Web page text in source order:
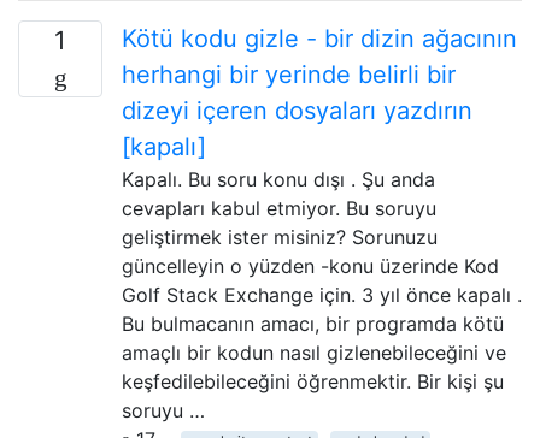
1
Kötü kodu gizle - bir dizin ağacının
herhangi bir yerinde belirli bir
dizeyi içeren dosyaları yazdırın
[kapalı]
Kapalı. Bu soru konu dışı . Şu anda
cevapları kabul etmiyor. Bu soruyu
geliştirmek ister misiniz? Sorunuzu
güncelleyin o yüzden -konu üzerinde Kod
Golf Stack Exchange için. 3 yıl önce kapalı .
Bu bulmacanın amacı, bir programda kötü
amaçlı bir kodun nasıl gizlenebileceğini ve
keşfedilebileceğini öğrenmektir. Bir kişi şu
soruyu …